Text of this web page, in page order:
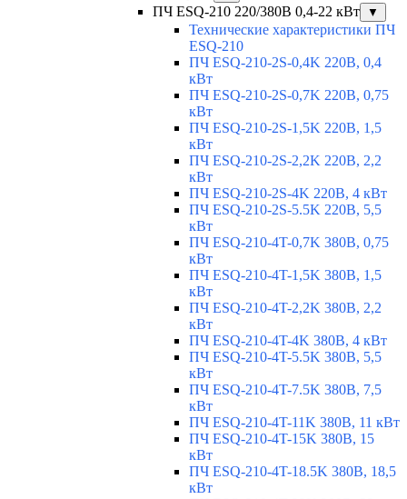
ПЧ ESQ-210 220/380В 0,4-22 кВт ▼
Технические характеристики ПЧ
ESQ-210
ПЧ ESQ-210-2S-0,4K 220В, 0,4
кВт
ПЧ ESQ-210-2S-0,7K 220В, 0,75
кВт
ПЧ ESQ-210-2S-1,5K 220В, 1,5
кВт
ПЧ ESQ-210-2S-2,2K 220В, 2,2
кВт
ПЧ ESQ-210-2S-4K 220В, 4 кВт
ПЧ ESQ-210-2S-5.5K 220В, 5,5
кВт
ПЧ ESQ-210-4T-0,7K 380В, 0,75
кВт
ПЧ ESQ-210-4T-1,5K 380В, 1,5
кВт
ПЧ ESQ-210-4T-2,2K 380В, 2,2
кВт
ПЧ ESQ-210-4T-4K 380В, 4 кВт
ПЧ ESQ-210-4T-5.5K 380В, 5,5
кВт
ПЧ ESQ-210-4T-7.5K 380В, 7,5
кВт
ПЧ ESQ-210-4T-11K 380В, 11 кВт
ПЧ ESQ-210-4T-15K 380В, 15
кВт
ПЧ ESQ-210-4T-18.5K 380В, 18,5
кВт